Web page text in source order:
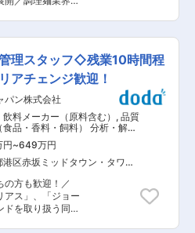
毎年、試験→検証
しての判断精度
手でも挑戦できる
が北海道の農業を
る仕事です。 変
いが業界との取引
を提供し、地域社
。最新の分析機器
を提供できる体制
が専門知識を活
り、地域社会に
目指す方に最適な
社業務全般
管理業務をご対応
務：出荷承認に
に伴う調査・改善
場巡回・指導な
数値まとめ、傾向
他：原料・製品
理、文書管理など
研修を行い、その
し業務をキャッ
スキルに応じて
範囲を広げていた
核人材として活
業環境
務（原則日勤）
上でシフトを組ん
定も立てやすい環
管理スタッフ◇残業10時間程
アチェンジ歓迎！
ン株式会社
料メーカー（原料含む） , 品質
食品・香料・飼料） 分析・解
定・各種評価試験（食品・香
料）
~649万円
港区赤坂ミッドタウン・タワー
の方も歓迎！／
アス」、「ジョー
ドを取り扱う同社